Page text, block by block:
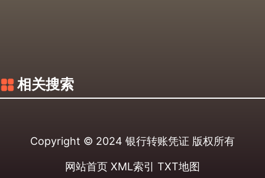
相关搜索
Copyright © 2024 银行转账凭证 版权所有
网站首页 XML索引 TXT地图